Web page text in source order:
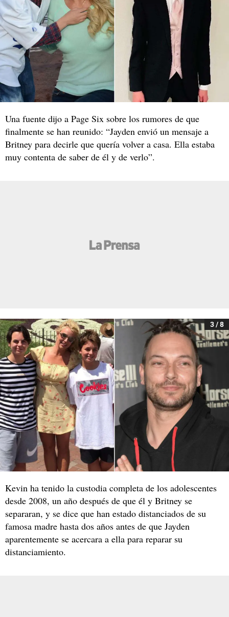
Una fuente dijo a Page Six sobre los rumores de que
finalmente se han reunido: “Jayden envió un mensaje a
Britney para decirle que quería volver a casa. Ella estaba
muy contenta de saber de él y de verlo”.
3 / 8
Kevin ha tenido la custodia completa de los adolescentes
desde 2008, un año después de que él y Britney se
separaran, y se dice que han estado distanciados de su
famosa madre hasta dos años antes de que Jayden
aparentemente se acercara a ella para reparar su
distanciamiento.